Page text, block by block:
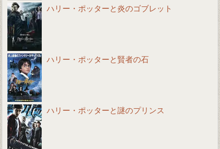
ハリー・ポッターと炎のゴブレット
ハリー・ポッターと賢者の石
ハリー・ポッターと謎のプリンス